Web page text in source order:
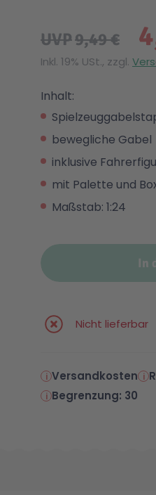
UVP9,49 €
Inkl. 19% USt., zzgl.
Inhalt:
bewegliche Gabel
inklusive
mit Palette und
Maßstab: 1:24
In
Nicht lieferbar
Versandkosten
Begrenzung: 30